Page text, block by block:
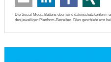
Die Social Media Buttons oben sind datenschutzkonform
den jeweiligen Plattform-Betreiber. Dies geschieht erst